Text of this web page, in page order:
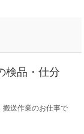
検品・仕分
搬送作業のお仕事で